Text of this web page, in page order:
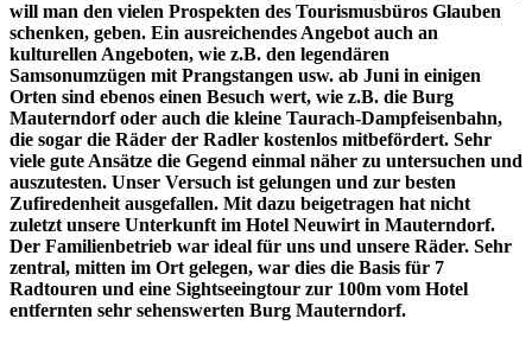
will man den vielen Prospekten des Tourismusbüros Glauben
schenken, geben. Ein ausreichendes Angebot auch an
kulturellen Angeboten, wie z.B. den legendären
Samsonumzügen mit Prangstangen usw. ab Juni in einigen
Orten sind ebenos einen Besuch wert, wie z.B. die Burg
Mauterndorf oder auch die kleine Taurach-Dampfeisenbahn,
die sogar die Räder der Radler kostenlos mitbefördert. Sehr
viele gute Ansätze die Gegend einmal näher zu untersuchen und
auszutesten. Unser Versuch ist gelungen und zur besten
Zufiredenheit ausgefallen. Mit dazu beigetragen hat nicht
zuletzt unsere Unterkunft im Hotel Neuwirt in Mauterndorf.
Der Familienbetrieb war ideal für uns und unsere Räder. Sehr
zentral, mitten im Ort gelegen, war dies die Basis für 7
Radtouren und eine Sightseeingtour zur 100m vom Hotel
entfernten sehr sehenswerten Burg Mauterndorf.